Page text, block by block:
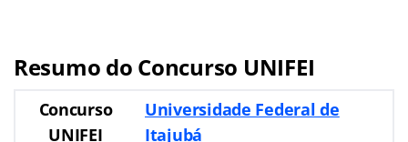
Resumo do Concurso UNIFEI
Concurso
UNIFEI
Universidade Federal de
Itajubá